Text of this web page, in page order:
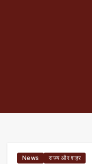
News राज्य और शहर